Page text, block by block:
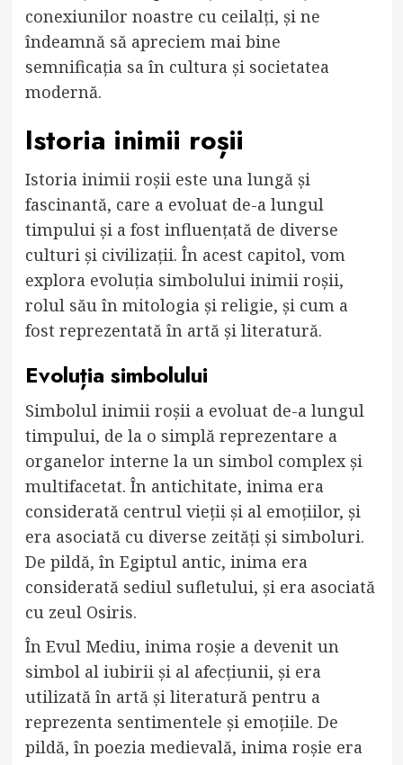
conexiunilor noastre cu ceilalți, și ne
îndeamnă să apreciem mai bine
semnificația sa în cultura și societatea
modernă.
Istoria inimii roșii
Istoria inimii roșii este una lungă și
fascinantă, care a evoluat de-a lungul
timpului și a fost influențată de diverse
culturi și civilizații. În acest capitol, vom
explora evoluția simbolului inimii roșii,
rolul său în mitologia și religie, și cum a
fost reprezentată în artă și literatură.
Evoluția simbolului
Simbolul inimii roșii a evoluat de-a lungul
timpului, de la o simplă reprezentare a
organelor interne la un simbol complex și
multifacetat. În antichitate, inima era
considerată centrul vieții și al emoțiilor, și
era asociată cu diverse zeități și simboluri.
De pildă, în Egiptul antic, inima era
considerată sediul sufletului, și era asociată
cu zeul Osiris.
În Evul Mediu, inima roșie a devenit un
simbol al iubirii și al afecțiunii, și era
utilizată în artă și literatură pentru a
reprezenta sentimentele și emoțiile. De
pildă, în poezia medievală, inima roșie era